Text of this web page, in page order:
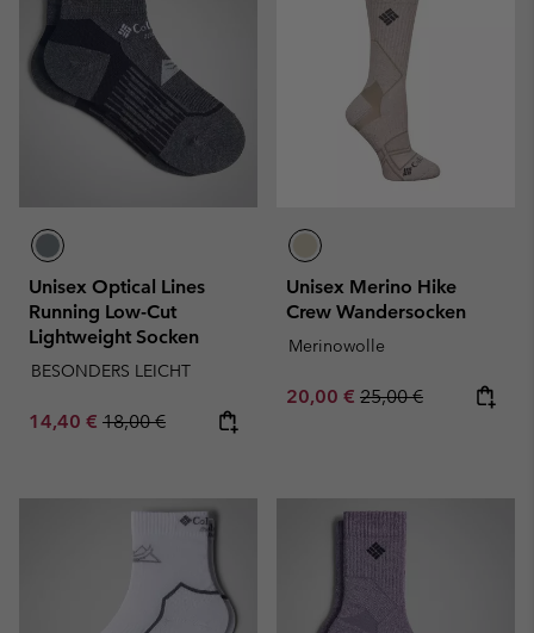
Unisex Optical Lines
Running Low-Cut
Lightweight Socken
BESONDERS LEICHT
Sale price:
14,40 € Regular price:
18,00 €
Unisex Merino Hike
Crew Wandersocken
Merinowolle
Sale price:
20,00 € Regular price:
25,00 €